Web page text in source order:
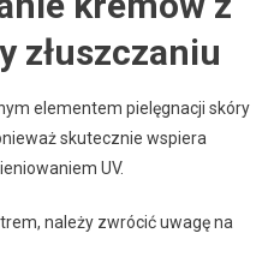
złuszczaniu
elementem pielęgnacji skóry
skutecznie wspiera
UV.
należy zwrócić uwagę na